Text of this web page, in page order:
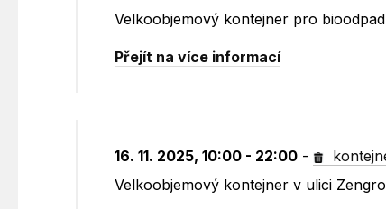
Velkoobjemový kontejner pro
Přejít na více informací
16. 11. 2025, 10:00 - 22:00 -
Velkoobjemový kontejner v ulici